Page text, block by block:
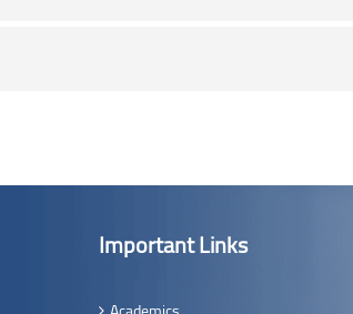
Important Links